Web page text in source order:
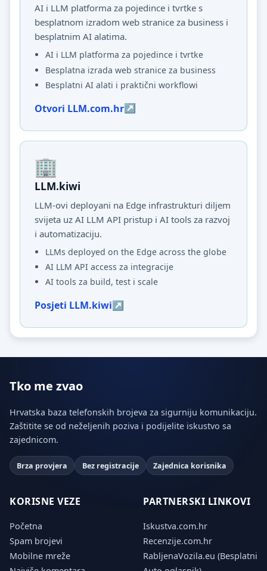
AI i LLM platforma za pojedince i tvrtke s
besplatnom izradom web stranice za business i
besplatnim AI alatima.
AI i LLM platforma za pojedince i tvrtke
Besplatna izrada web stranice za business
Besplatni AI alati i praktični workflowi
Otvori LLM.com.hr
LLM.kiwi
LLM-ovi deployani na Edge infrastrukturi diljem
svijeta uz AI LLM API pristup i AI tools za razvoj
i automatizaciju.
LLMs deployed on the Edge across the globe
AI LLM API access za integracije
AI tools za build, test i scale
Posjeti LLM.kiwi
Tko me zvao
Hrvatska baza telefonskih brojeva za sigurniju komunikaciju.
Zaštitite se od neželjenih poziva i podijelite iskustvo sa
zajednicom.
Brza provjera Bez registracije Zajednica korisnika
KORISNE VEZE
Početna
Spam brojevi
Mobilne mreže
PARTNERSKI LINKOVI
Iskustva.com.hr
Recenzije.com.hr
RabljenaVozila.eu (Besplatni